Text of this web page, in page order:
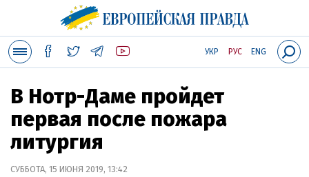
УКР РУС ENG
В Нотр-Даме пройдет
первая после пожара
литургия
СУББОТА, 15 ИЮНЯ 2019, 13:42